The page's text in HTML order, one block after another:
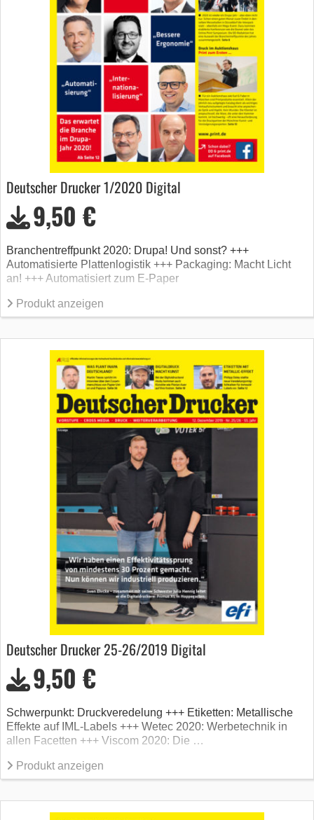
Deutscher Drucker 1/2020 Digital
9,50 €
Branchentreffpunkt 2020: Drupa! Und sonst? +++
Automatisierte Plattenlogistik +++ Packaging: Macht Licht
an! +++ Automatisiert zum E-Paper
Produkt anzeigen
Deutscher Drucker 25-26/2019 Digital
9,50 €
Schwerpunkt: Druckveredelung +++ Etiketten: Metallische
Effekte auf IML-Labels +++ Wetec 2020: Werbetechnik in
allen Facetten +++ Viscom 2020: Die …
Produkt anzeigen